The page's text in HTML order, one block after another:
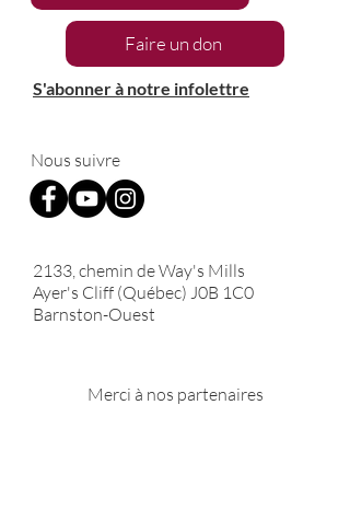
Faire un don
S'abonner à notre infolettre
Nous suivre
2133, chemin de Way's Mills
Ayer's Cliff (Québec) J0B 1C0
Barnston-Ouest
Merci à nos partenaires